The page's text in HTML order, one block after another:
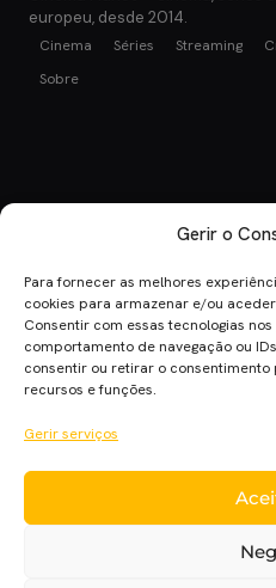
Gerir o
Para fornecer as melhores
cookies para armazenar e/ou
Consentir com essas tecnologias
comportamento de navegação ou
consentir ou retirar o
recursos e funções.
Gerir serviços
europeu, desde 2014.
Cinema Séries Streaming
Sobre